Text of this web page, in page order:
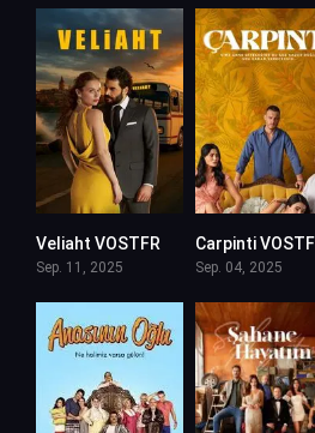
Veliaht VOSTFR
Sep. 11, 2025
Carpinti
Sep. 04, 2025